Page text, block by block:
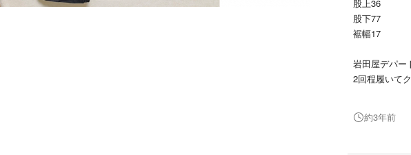
股上36
股下77
裾幅17
岩田屋デパー
2回程履いて
約3年前